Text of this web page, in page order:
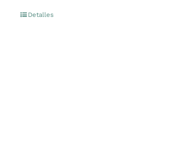
Detalles